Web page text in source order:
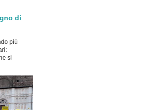
di
più
si